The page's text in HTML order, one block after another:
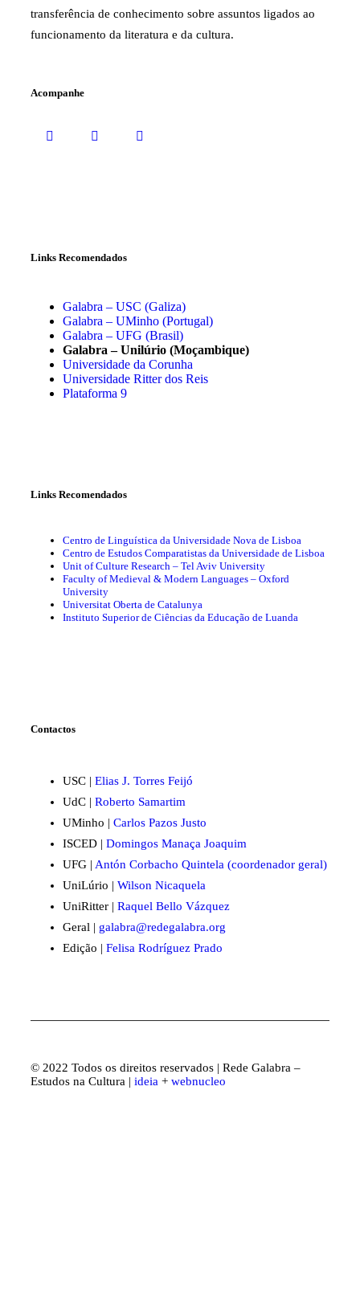
transferência de conhecimento sobre assuntos ligados ao
funcionamento da literatura e da cultura.
Acompanhe
Links Recomendados
Galabra – USC (Galiza)
Galabra – UMinho (Portugal)
Galabra – UFG (Brasil)
Galabra – Unilúrio (Moçambique)
Universidade da Corunha
Universidade Ritter dos Reis
Plataforma 9
Links Recomendados
Centro de Linguística da Universidade Nova de Lisboa
Centro de Estudos Comparatistas da Universidade de Lisboa
Unit of Culture Research – Tel Aviv University
Faculty of Medieval & Modern Languages – Oxford
University
Universitat Oberta de Catalunya
Instituto Superior de Ciências da Educação de Luanda
Contactos
USC | Elias J. Torres Feijó
UdC | Roberto Samartim
UMinho | Carlos Pazos Justo
ISCED | Domingos Manaça Joaquim
UFG | Antón Corbacho Quintela (coordenador geral)
UniLúrio | Wilson Nicaquela
UniRitter | Raquel Bello Vázquez
Geral | galabra@redegalabra.org
Edição | Felisa Rodríguez Prado
© 2022 Todos os direitos reservados | Rede Galabra –
Estudos na Cultura | ideia + webnucleo